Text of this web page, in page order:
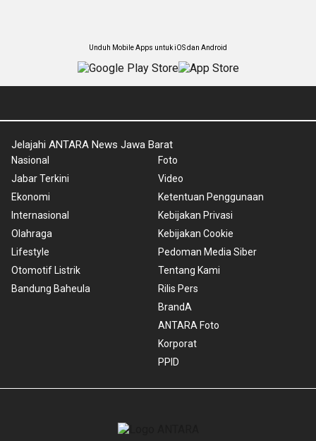
Unduh Mobile Apps untuk iOS dan Android
Jelajahi ANTARA News Jawa Barat
Nasional
Jabar Terkini
Ekonomi
Internasional
Olahraga
Lifestyle
Otomotif Listrik
Bandung Baheula
Foto
Video
Ketentuan Penggunaan
Kebijakan Privasi
Kebijakan Cookie
Pedoman Media Siber
Tentang Kami
Rilis Pers
BrandA
ANTARA Foto
Korporat
PPID